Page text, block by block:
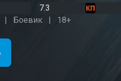
7.3
Боевик 18+